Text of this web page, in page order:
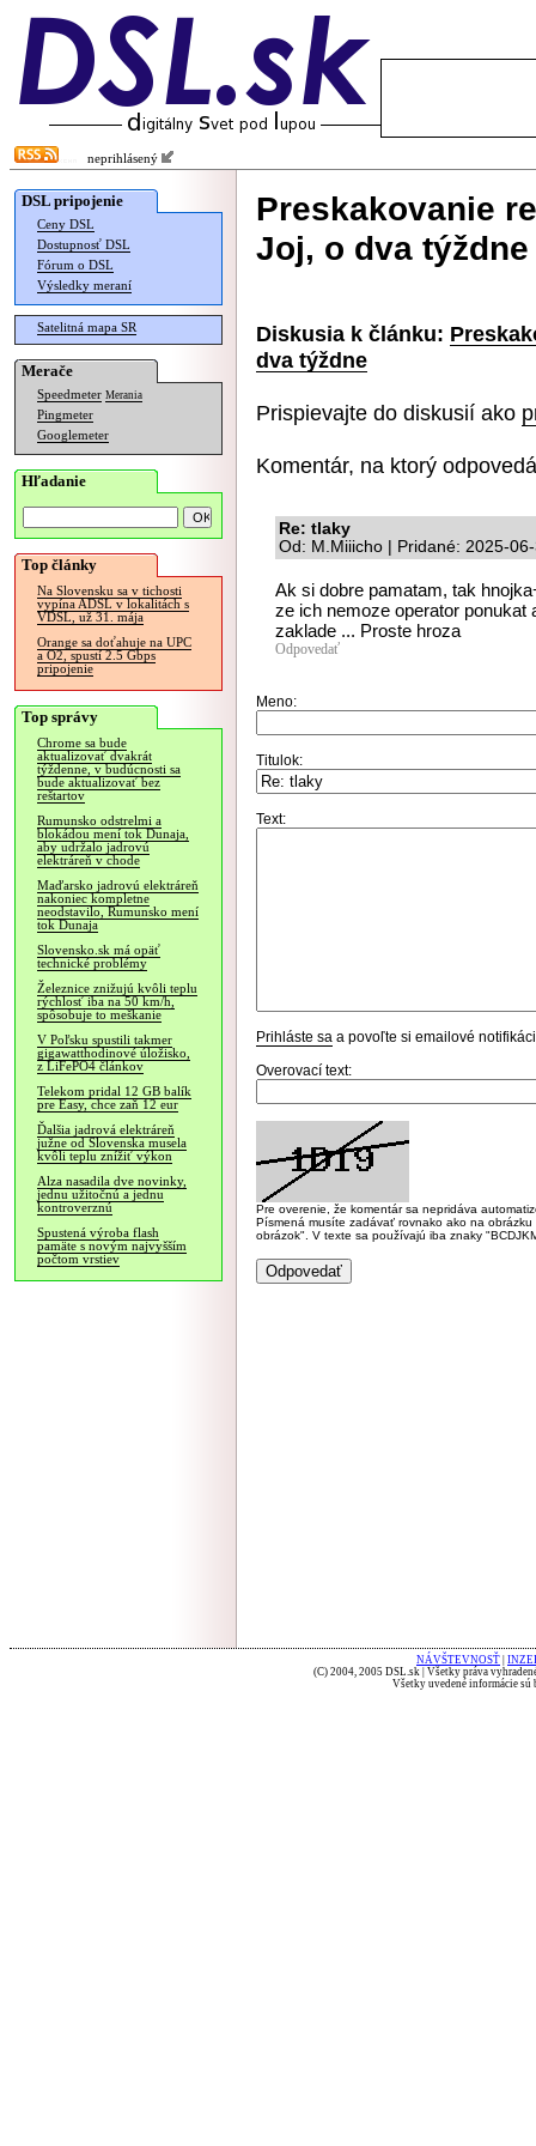
neprihlásený
DSL pripojenie
Ceny DSL
Dostupnosť DSL
Fórum o DSL
Výsledky meraní
Satelitná mapa SR
Merače
Speedmeter Merania
Pingmeter
Googlemeter
Hľadanie
Top články
Na Slovensku sa v tichosti
vypína ADSL v lokalitách s
VDSL, už 31. mája
Orange sa doťahuje na UPC
a O2, spustí 2.5 Gbps
pripojenie
Top správy
Chrome sa bude
aktualizovať dvakrát
týždenne, v budúcnosti sa
bude aktualizovať bez
reštartov
Rumunsko odstrelmi a
blokádou mení tok Dunaja,
aby udržalo jadrovú
elektráreň v chode
Maďarsko jadrovú elektráreň
nakoniec kompletne
neodstavilo, Rumunsko mení
tok Dunaja
Slovensko.sk má opäť
technické problémy
Železnice znižujú kvôli teplu
rýchlosť iba na 50 km/h,
spôsobuje to meškanie
V Poľsku spustili takmer
gigawatthodinové úložisko,
z LiFePO4 článkov
Telekom pridal 12 GB balík
pre Easy, chce zaň 12 eur
Ďalšia jadrová elektráreň
južne od Slovenska musela
kvôli teplu znížiť výkon
Alza nasadila dve novinky,
jednu užitočnú a jednu
kontroverznú
Spustená výroba flash
pamäte s novým najvyšším
počtom vrstiev
Preskakovanie
Joj, o dva týždne
Diskusia k článku:
dva týždne
Prispievajte do diskusií ako
Komentár, na ktorý
Re: tlaky
Od: M.Miiicho | Pridané: 2025-
Ak si dobre pamatam, tak
ze ich nemoze operator
zaklade ... Proste hroza
Odpovedať
Meno:
Titulok:
Text:
Prihláste sa a povoľte si emailové
Overovací text:
Pre overenie, že komentár sa nepridáva
Písmená musíte zadávať rovnako ako na
obrázok". V texte sa používajú iba znaky
NÁVŠTEVNOSŤ
(C) 2004, 2005 DSL.sk | Všetky práva
Všetky uvedené informácie sú